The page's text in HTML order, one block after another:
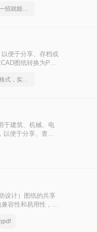
cad如何转成pdf，一招就能轻松搞定
便于分享、存档或
图纸转换为PDF
如何将cad转成pdf格式，实用的方法来了
于建筑、机械、电
以便于分享、查看
设计）图纸的共享
容性和易用性，便
pdf